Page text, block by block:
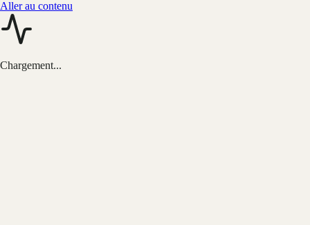
Aller au contenu
Chargement...